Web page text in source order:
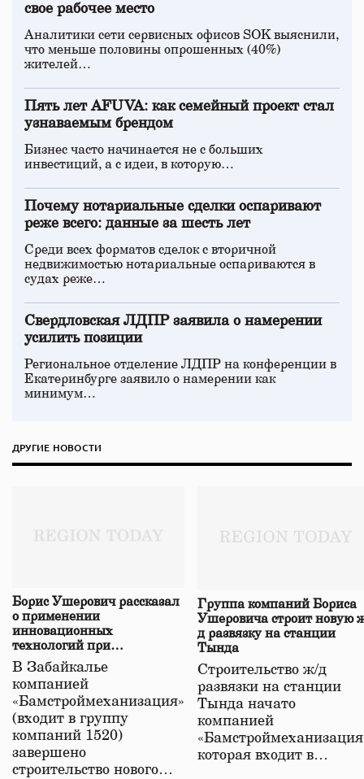
свое рабочее место
Аналитики сети сервисных офисов SOK выяснили,
что меньше половины опрошенных (40%)
жителей…
Пять лет AFUVA: как семейный проект стал
узнаваемым брендом
Бизнес часто начинается не с больших
инвестиций, а с идеи, в которую…
Почему нотариальные сделки оспаривают
реже всего: данные за шесть лет
Среди всех форматов сделок с вторичной
недвижимостью нотариальные оспариваются в
судах реже…
Свердловская ЛДПР заявила о намерении
усилить позиции
Региональное отделение ЛДПР на конференции в
Екатеринбурге заявило о намерении как
минимум…
ДРУГИЕ НОВОСТИ
Борис Ушерович рассказал
о применении
инновационных
технологий при
строительстве нового моста
в Забайкалье
В Забайкалье
компанией
«Бамстроймеханизация»
(входит в группу
компаний 1520)
завершено
строительство нового…
Группа компаний Бориса
Ушеровича строит новую
д развязку на станции
Тында
Строительство ж/д
развязки на станции
Тында начато
компанией
которая входит в…